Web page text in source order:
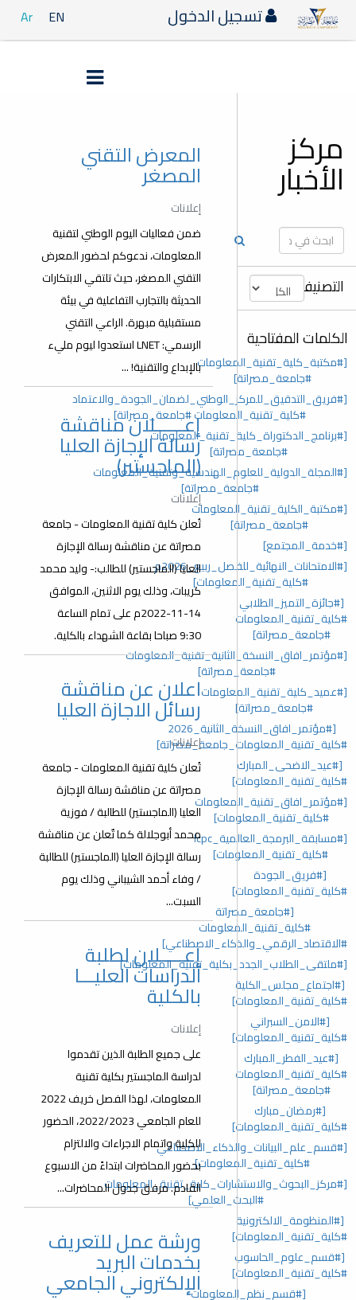
Ar EN تسجيل الدخول
مركز
الأخبار
التصنيفات
الكلمات المفتاحية
[#مكتبة_كلية_تقنية_المعلومات
#جامعة_مصراتة]
[#فريق_التدقيق_للمركز_الوطني_لضمان_الجودة_والاعتماد
#كلية_تقنية_المعلومات #جامعة_مصراتة]
[#برنامج_الدكتوراة_كلية_تقنية_المعلومات
#جامعة_مصراتة]
[#المجلة_الدولية_للعلوم_الهندسية_وتقنية_المعلومات
#جامعة_مصراتة]
[#مكتبة_الكلية_تقنية_المعلومات
#جامعة_مصراتة]
[#خدمة_المجتمع]
[#الامتحانات_النهائية_للفصل_ربيع_2026م
#كلية_تقنية_المعلومات]
[#جائزة_التميز_الطلابي
#كلية_تقنية_المعلومات
#جامعة_مصراتة]
[#مؤتمر_افاق_النسخة_الثانية_تقنية_المعلومات
#جامعة_مصراتة]
[#عميد_كلية_تقنية_المعلومات
#جامعة_مصراتة]
[#مؤتمر_افاق_النسخة_الثانية_2026
#كلية_تقنية_المعلومات_جامعة_مصراتة]
[#عيد_الاضحى_المبارك
#كلية_تقنية_المعلومات]
[#مؤتمر_افاق_تقنية_المعلومات
#كلية_تقنية_المعلومات]
[#مسابقة_البرمجة_العالمية_lcpc
#كلية_تقنية_المعلومات]
[#فريق_الجودة
#كلية_تقنية_المعلومات]
[#جامعة_مصراتة
#كلية_تقنية_المعلومات
#الاقتصاد_الرقمي_والذكاء_الاصطناعي]
[#ملتقى_الطلاب_الجدد_بكلية_تقنية_المعلومات]
[#اجتماع_مجلس_الكلية
#كلية_تقنية_المعلومات]
[#الامن_السبراني
#كلية_تقنية_المعلومات]
[#عيد_الفطر_المبارك
#كلية_تقنية_المعلومات
#جامعة_مصراتة]
[#رمضان_مبارك
#كلية_تقنية_المعلومات]
[#قسم_علم_البيانات_والذكاء_الاصطناعي
#كلية_تقنية_المعلومات]
[#مركز_البحوث_والاستشارات_كلية_تقنية_المعلومات
#البحث_العلمي]
[#المنظومة_الالكترونية
#كلية_تقنية_المعلومات]
[#قسم_علوم_الحاسوب
#كلية_تقنية_المعلومات]
[#قسم_نظم_المعلومات
المعرض التقني
المصغر
إعلانات
ضمن فعاليات اليوم الوطني لتقنية
المعلومات، ندعوكم لحضور المعرض
التقني المصغر، حيث تلتقي الابتكارات
الحديثة بالتجارب التفاعلية في بيئة
مستقبلية مبهرة. الراعي التقني
الرسمي: LNET استعدوا ليوم مليء
بالإبداع والتقنية! ...
إعــــــلان مناقشة
رسالة الإجازة العليا
(الماجستير)
إعلانات
تُعلن كلية تقنية المعلومات - جامعة
مصراتة عن مناقشة رسالة الإجازة
العليا (الماجستير) للطالب:- وليد محمد
كريبات، وذلك يوم الاثنين، الموافق
14-11-2022م على تمام الساعة
9:30 صباحا بقاعة الشهداء بالكلية.
اعلان عن مناقشة
رسائل الاجازة العليا
إعلانات
تُعلن كلية تقنية المعلومات - جامعة
مصراتة عن مناقشة رسالة الإجازة
العليا (الماجستير) للطالبة / فوزية
محمد أبوجلالة كما تٌعلن عن مناقشة
رسالة الإجازة العليا (الماجستير) للطالبة
/ وفاء أحمد الشيباني وذلك يوم
السبت...
إعـــــلان لطلبة
الدراسات العليـــا
بالكلية
إعلانات
على جميع الطلبة الذين تقدموا
لدراسة الماجستير بكلية تقنية
المعلومات، لهذا الفصل خريف 2022
للعام الجامعي 2022/2023، الحضور
للكلية واتمام الاجراءات والالتزام
بحضور المحاضرات ابتداءً من الاسبوع
القادم. مرفق جدول المحاضرات...
ورشة عمل للتعريف
بخدمات البريد
الإلكتروني الجامعي